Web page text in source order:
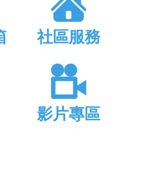
社區服務
影片專區